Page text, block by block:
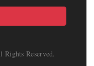
Rights Reserved.